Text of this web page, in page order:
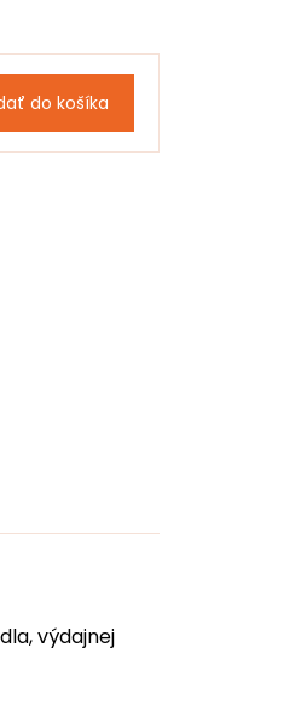
do košíka
výdajnej